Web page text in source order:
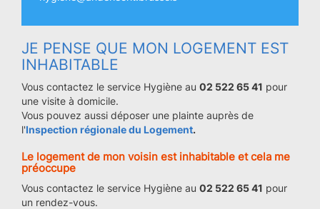
JE PENSE QUE MON LOGEMENT EST
INHABITABLE
Vous contactez le service Hygiène au 02 522 65 41 pour
une visite à domicile.
Vous pouvez aussi déposer une plainte auprès de
l'Inspection régionale du Logement.
Le logement de mon voisin est inhabitable et cela me
préoccupe
Vous contactez le service Hygiène au 02 522 65 41 pour
un rendez-vous.